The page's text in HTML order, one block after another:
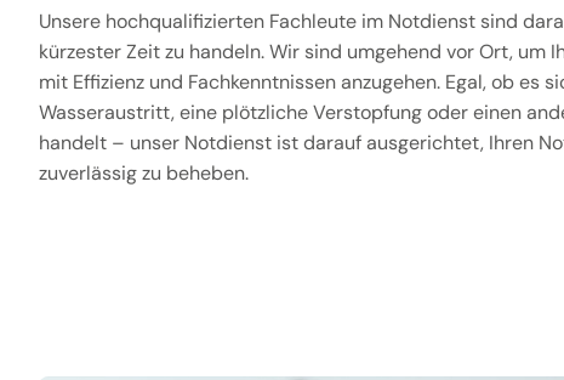
Unsere hochqualifizierten Fachleute im Notdienst sind
kürzester Zeit zu handeln. Wir sind umgehend vor Ort, um
mit Effizienz und Fachkenntnissen anzugehen. Egal, ob es
Wasseraustritt, eine plötzliche Verstopfung oder einen
handelt – unser Notdienst ist darauf ausgerichtet, Ihren
zuverlässig zu beheben.